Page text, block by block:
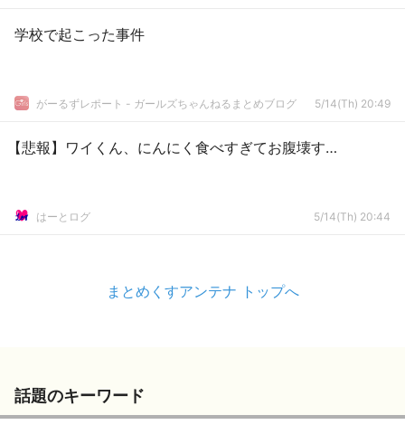
学校で起こった事件
がーるずレポート - ガールズちゃんねるまとめブログ 5/14(Th) 20:49
【悲報】ワイくん、にんにく食べすぎてお腹壊す…
はーとログ 5/14(Th) 20:44
まとめくすアンテナ トップへ
話題のキーワード